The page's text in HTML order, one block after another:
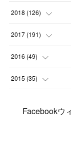
(1)
(5)
(8)
(8)
(6)
(1)
(3)
(5)
(3)
(3)
(9)
(7)
(4
(6)
(1)
(2)
(6
(7
(15)
2018 (126)
(6)
(12 )
(7
2017 (191)
(12 )
(11 )
2016 (49)
(2
2015 (35)
Facebookウ